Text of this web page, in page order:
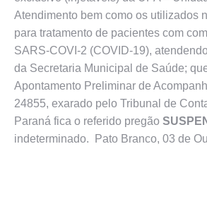
Atendimento bem como os utilizados
para tratamento de pacientes com
SARS-COVI-2 (COVID-19),
da Secretaria Municipal de Saúde;
Apontamento Preliminar de
24855, exarado pelo Tribunal de
Paraná fica o referido pregão
indeterminado. Pato Branco, 03 de